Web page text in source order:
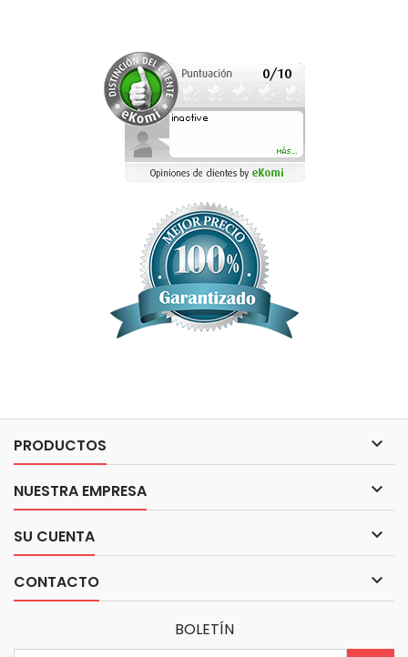
PRODUCTOS 
NUESTRA EMPRESA 
SU CUENTA 
CONTACTO 
BOLETÍN